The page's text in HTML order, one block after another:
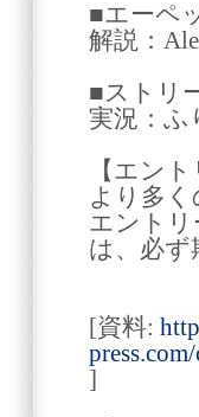
■エーペ
解説：
■ストリ
実況：
【エン
より多
エントリ
は、必ず
[資料:
]